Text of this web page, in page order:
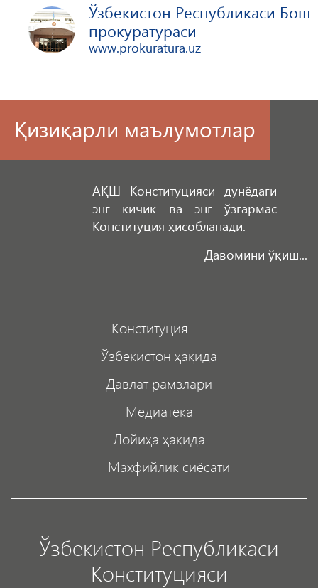
Ўзбекистон Республикаси Бош
прокуратураси
www.prokuratura.uz
Қизиқарли маълумотлар
АҚШ Конституцияси дунёдаги
энг кичик ва энг ўзгармас
Конституция ҳисобланади.
Давомини ўқиш...
Конституция
Ўзбекистон ҳақида
Давлат рамзлари
Медиатека
Лойиҳа ҳақида
Махфийлик сиёсати
Ўзбекистон Республикаси
Конституцияси